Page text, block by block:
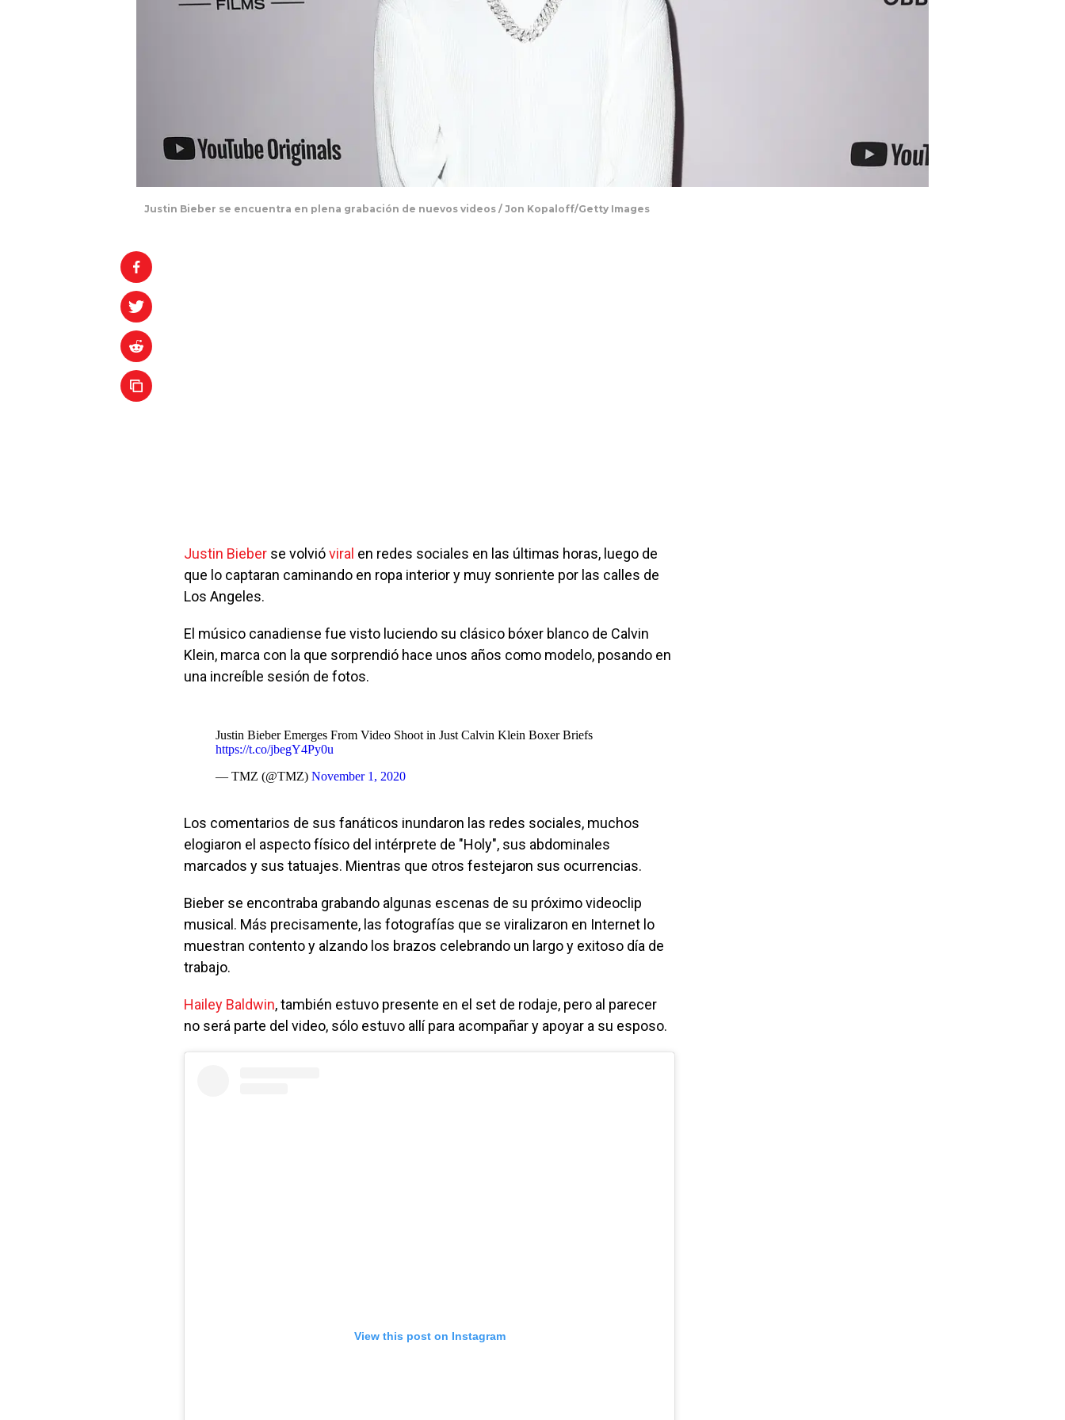
Justin Bieber se encuentra en plena grabación de nuevos videos / Jon Kopaloff/Getty Images
Justin Bieber se volvióviral en redes sociales en las últimas horas, luego de
que lo captaran caminando en ropa interior y muy sonriente por las calles de
Los Angeles.
El músico canadiense fue visto luciendo su clásico bóxer blanco de Calvin
Klein, marca con la que sorprendió hace unos años como modelo, posando en
una increíble sesión de fotos.
Justin Bieber Emerges From Video Shoot in Just Calvin Klein Boxer Briefs
https://t.co/jbegY4Py0u
— TMZ (@TMZ) November 1, 2020
Los comentarios de sus fanáticos inundaron las redes sociales, muchos
elogiaron el aspecto físico del intérprete de "Holy", sus abdominales
marcados y sus tatuajes. Mientras que otros festejaron sus ocurrencias.
Bieber se encontraba grabando algunas escenas de su próximo videoclip
musical. Más precisamente, las fotografías que se viralizaron en Internet lo
muestran contento y alzando los brazos celebrando un largo y exitoso día de
trabajo.
Hailey Baldwin, también estuvo presente en el set de rodaje, pero al parecer
no será parte del video, sólo estuvo allí para acompañar y apoyar a su esposo.
View this post on Instagram